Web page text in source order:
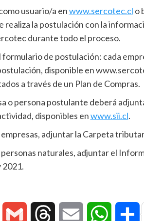
usuario/a enwww.sercotec.cl o
realiza la postulación con la
durante todo el proceso.
formulario de postulación: cada
disponible en
a través de un Plan de Compras.
o persona postulante deberá
disponibles enwww.sii.cl.
empresas, adjuntar la Carpeta
personas naturales, adjuntar el
2021.
Facebook Gmail Threads Email WhatsApp